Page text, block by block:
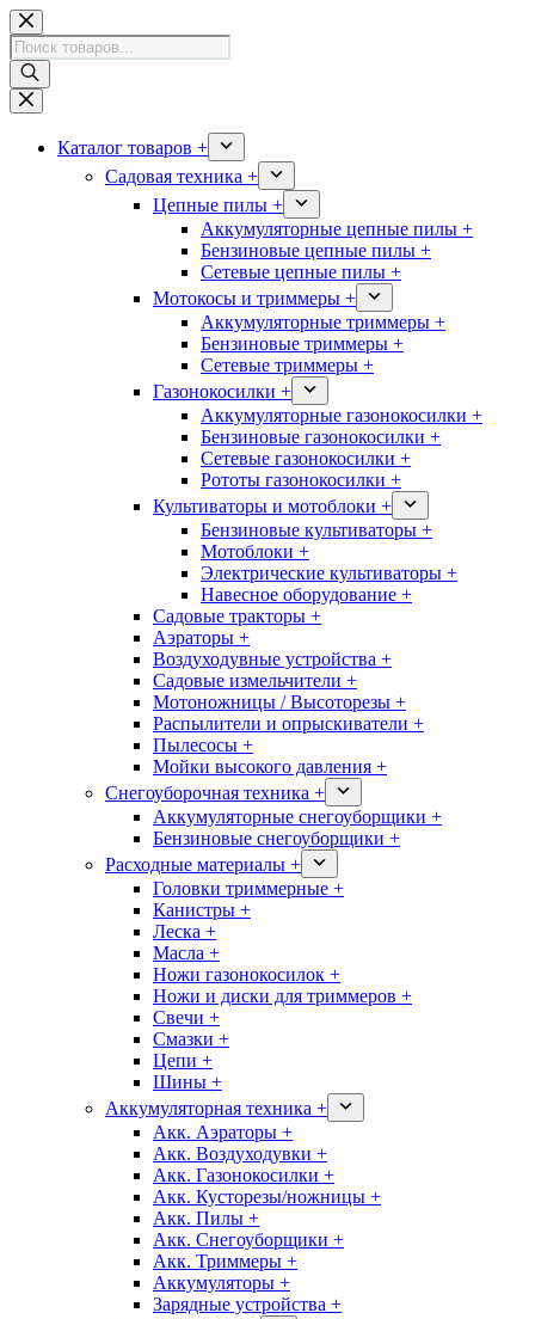
Перейти
к
сути
Поиск
товаров
Каталог товаров +
Садовая техника +
Цепные пилы +
Аккумуляторные цепные пилы +
Бензиновые цепные пилы +
Сетевые цепные пилы +
Мотокосы и триммеры +
Аккумуляторные триммеры +
Бензиновые триммеры +
Сетевые триммеры +
Газонокосилки +
Аккумуляторные газонокосилки +
Бензиновые газонокосилки +
Сетевые газонокосилки +
Рототы газонокосилки +
Культиваторы и мотоблоки +
Бензиновые культиваторы +
Мотоблоки +
Электрические культиваторы +
Навесное оборудование +
Садовые тракторы +
Аэраторы +
Воздуходувные устройства +
Садовые измельчители +
Мотоножницы / Высоторезы +
Распылители и опрыскиватели +
Пылесосы +
Мойки высокого давления +
Снегоуборочная техника +
Аккумуляторные снегоуборщики +
Бензиновые снегоуборщики +
Расходные материалы +
Головки триммерные +
Канистры +
Леска +
Масла +
Ножи газонокосилок +
Ножи и диски для триммеров +
Свечи +
Смазки +
Цепи +
Шины +
Аккумуляторная техника +
Акк. Аэраторы +
Акк. Воздуходувки +
Акк. Газонокосилки +
Акк. Кусторезы/ножницы +
Акк. Пилы +
Акк. Снегоуборщики +
Акк. Триммеры +
Аккумуляторы +
Зарядные устройства +